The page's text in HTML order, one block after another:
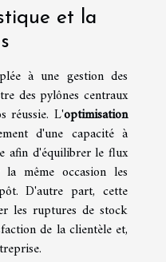
et la
à une gestion des
des pylônes centraux
réussie. L'optimisation
d'une capacité à
afin d'équilibrer le flux
même occasion les
D'autre part, cette
les ruptures de stock
de la clientèle et,